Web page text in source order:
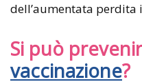
dell’aumentata perdita
Si può
vaccinazione?